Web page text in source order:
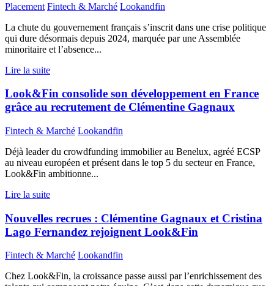
Placement Fintech & Marché Lookandfin
La chute du gouvernement français s’inscrit dans une crise politique
qui dure désormais depuis 2024, marquée par une Assemblée
minoritaire et l’absence...
Lire la suite
Look&Fin consolide son développement en France
grâce au recrutement de Clémentine Gagnaux
Fintech & Marché Lookandfin
Déjà leader du crowdfunding immobilier au Benelux, agréé ECSP
au niveau européen et présent dans le top 5 du secteur en France,
Look&Fin ambitionne...
Lire la suite
Nouvelles recrues : Clémentine Gagnaux et Cristina
Lago Fernandez rejoignent Look&Fin
Fintech & Marché Lookandfin
Chez Look&Fin, la croissance passe aussi par l’enrichissement des